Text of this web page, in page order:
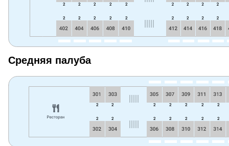
Средняя палуба